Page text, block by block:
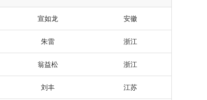
宣如龙 安徽
朱雷 浙江
翁益松 浙江
刘丰 江苏